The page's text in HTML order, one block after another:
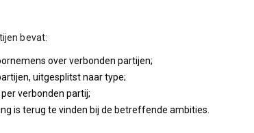
bevat:
over verbonden partijen;
uitgesplitst naar type;
verbonden partij;
is terug te vinden bij de betreffende ambities.